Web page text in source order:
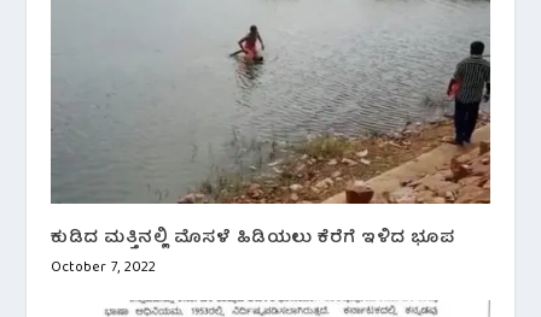
ಕುಡಿದ ಮತ್ತಿನಲ್ಲಿ ಮೊಸಳೆ ಹಿಡಿಯಲು ಕೆರೆಗೆ ಇಳಿದ ಭೂಪ
October 7, 2022